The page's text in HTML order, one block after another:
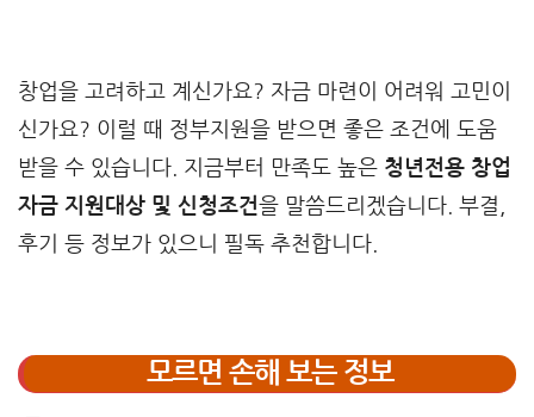
창업을 고려하고 계신가요? 자금 마련이 어려워 고민이
신가요? 이럴 때 정부지원을 받으면 좋은 조건에 도움
받을 수 있습니다. 지금부터 만족도 높은 청년전용 창업
자금 지원대상 및 신청조건을 말씀드리겠습니다. 부결,
후기 등 정보가 있으니 필독 추천합니다.
모르면 손해 보는 정보